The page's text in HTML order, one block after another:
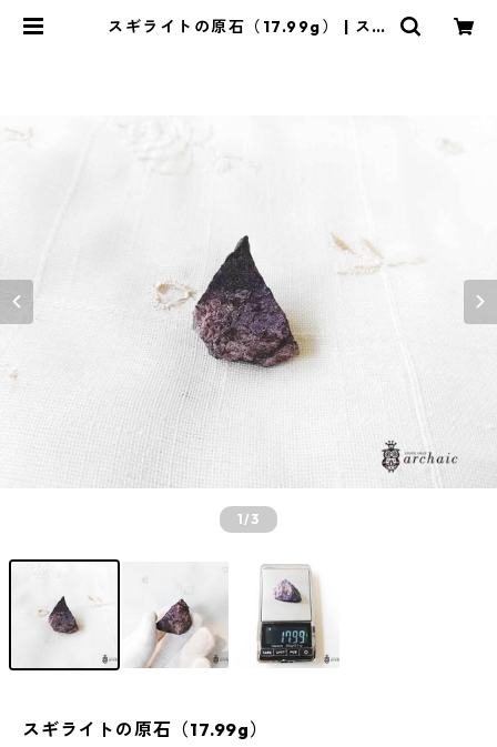
スギライトの原石（17.99g） | スト
1/3
スギライトの原石（17.99g）